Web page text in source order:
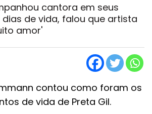
cantora em seus
de vida, falou que artista
amor'
contou como foram os
de vida de Preta Gil.